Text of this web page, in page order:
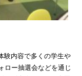
験内容で多くの学生や
ロー抽選会などを通じ